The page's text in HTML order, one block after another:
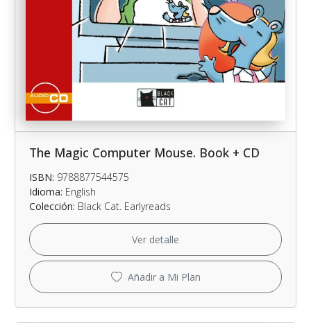
The Magic Computer Mouse. Book + CD
ISBN: 9788877544575
Idioma: English
Colección: Black Cat. Earlyreads
Ver detalle
Añadir a Mi Plan